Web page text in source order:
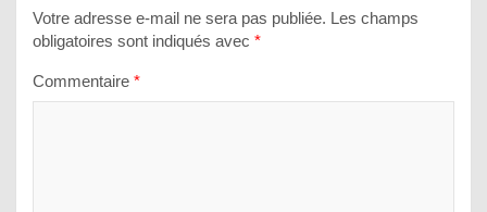
Votre adresse e-mail ne sera pas publiée. Les champs
obligatoires sont indiqués avec *
Commentaire *